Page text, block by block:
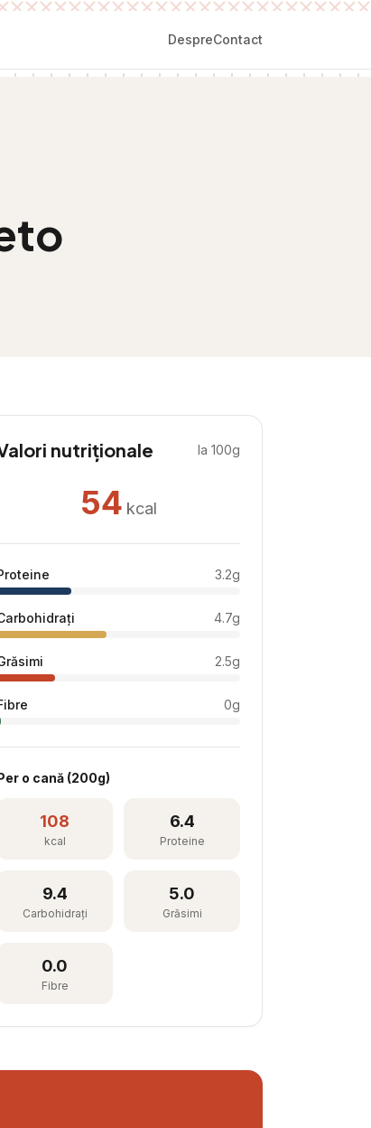
DespreContact
nutriționale la 100g
54 kcal
3.2g
4.7g
2.5g
0g
o cană (200g)
108
kcal
6.4
Proteine
9.4
Carbohidrați
5.0
Grăsimi
0.0
Fibre